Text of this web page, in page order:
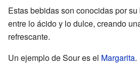
Estas bebidas son conocidas por
entre lo ácido y lo dulce, creando
refrescante.
Un ejemplo de Sour es el Margarita.